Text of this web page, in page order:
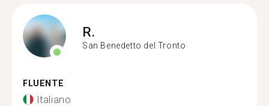
R.
San Benedetto del Tronto
FLUENTE
Italiano